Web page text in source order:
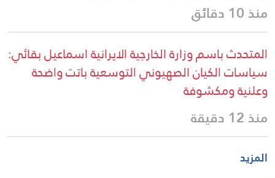
منذ 10 دقائق
المتحدث باسم وزارة الخارجية الايرانية اسماعيل بقائي:
سياسات الكيان الصهيوني التوسعية باتت واضحة
وعلنية ومكشوفة
منذ 12 دقيقة
المزيد